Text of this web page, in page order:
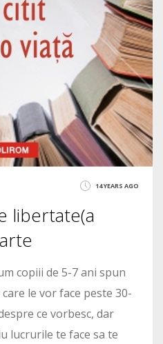
14 YEARS AGO
libertate(a
copiii de 5-7 ani spun
le vor face peste 30-
ce vorbesc, dar
lucrurile te face sa te